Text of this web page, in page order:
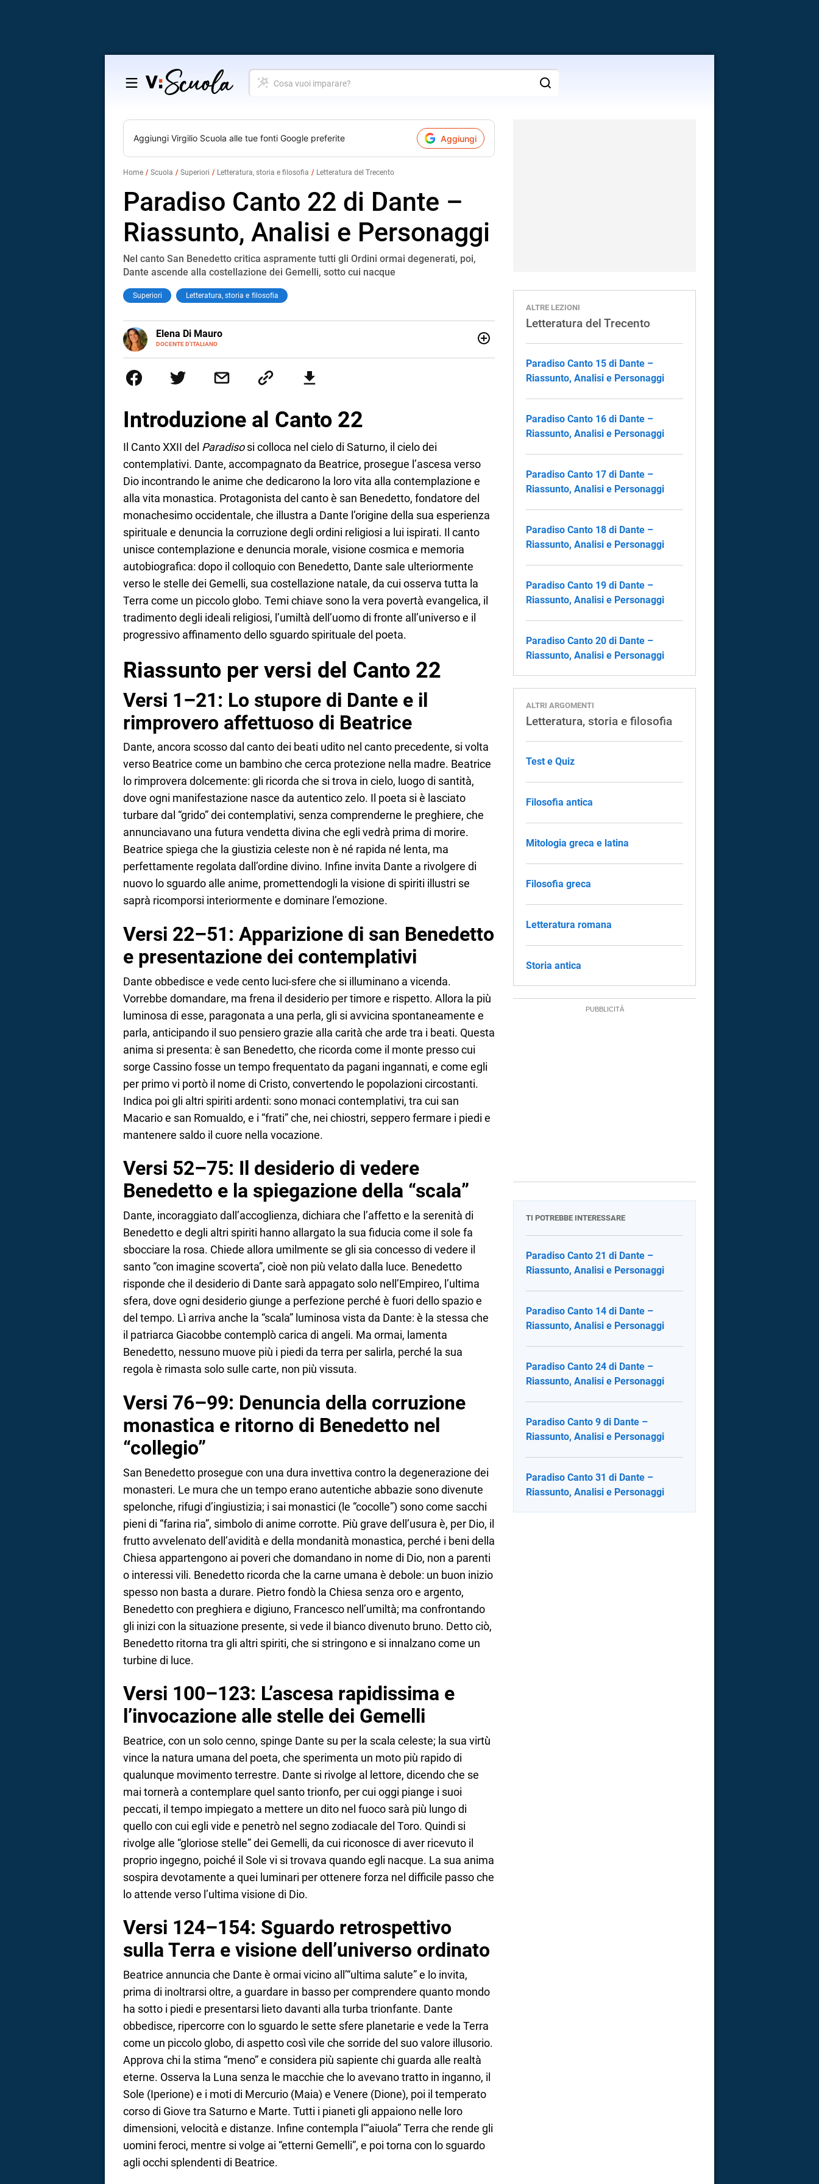
Salta
contenuto
Cosa
vuoi
Aggiungi Virgilio Scuola alle tue fonti Google preferite Aggiungi
Home Scuola Superiori Letteratura, storia e filosofia Letteratura del Trecento
Paradiso Canto 22 di Dante –
Riassunto, Analisi e Personaggi
Nel canto San Benedetto critica aspramente tutti gli Ordini ormai degenerati, poi,
Dante ascende alla costellazione dei Gemelli, sotto cui nacque
Superiori Letteratura, storia e filosofia
Elena Di Mauro
DOCENTE D'ITALIANO
E-
MAIL
insegnare. Oggi sono docente di ruolo all’Elba: credo nella scuola come seme di libertà e
Introduzione al Canto 22
Il Canto XXII del Paradisosi colloca nel cielo di Saturno, il cielo dei
contemplativi. Dante, accompagnato da Beatrice, prosegue l’ascesa verso
Dio incontrando le anime che dedicarono la loro vita alla contemplazione e
alla vita monastica. Protagonista del canto è san Benedetto, fondatore del
monachesimo occidentale, che illustra a Dante l’origine della sua esperienza
spirituale e denuncia la corruzione degli ordini religiosi a lui ispirati. Il canto
unisce contemplazione e denuncia morale, visione cosmica e memoria
autobiografica: dopo il colloquio con Benedetto, Dante sale ulteriormente
verso le stelle dei Gemelli, sua costellazione natale, da cui osserva tutta la
Terra come un piccolo globo. Temi chiave sono la vera povertà evangelica, il
tradimento degli ideali religiosi, l’umiltà dell’uomo di fronte all’universo e il
progressivo affinamento dello sguardo spirituale del poeta.
Riassunto per versi del Canto 22
Versi 1–21: Lo stupore di Dante e il
rimprovero affettuoso di Beatrice
Dante, ancora scosso dal canto dei beati udito nel canto precedente, si volta
verso Beatrice come un bambino che cerca protezione nella madre. Beatrice
lo rimprovera dolcemente: gli ricorda che si trova in cielo, luogo di santità,
dove ogni manifestazione nasce da autentico zelo. Il poeta si è lasciato
turbare dal “grido” dei contemplativi, senza comprenderne le preghiere, che
annunciavano una futura vendetta divina che egli vedrà prima di morire.
Beatrice spiega che la giustizia celeste non è né rapida né lenta, ma
perfettamente regolata dall’ordine divino. Infine invita Dante a rivolgere di
nuovo lo sguardo alle anime, promettendogli la visione di spiriti illustri se
saprà ricomporsi interiormente e dominare l’emozione.
Versi 22–51: Apparizione di san Benedetto
e presentazione dei contemplativi
Dante obbedisce e vede cento luci-sfere che si illuminano a vicenda.
Vorrebbe domandare, ma frena il desiderio per timore e rispetto. Allora la più
luminosa di esse, paragonata a una perla, gli si avvicina spontaneamente e
parla, anticipando il suo pensiero grazie alla carità che arde tra i beati. Questa
anima si presenta: è san Benedetto, che ricorda come il monte presso cui
sorge Cassino fosse un tempo frequentato da pagani ingannati, e come egli
per primo vi portò il nome di Cristo, convertendo le popolazioni circostanti.
Indica poi gli altri spiriti ardenti: sono monaci contemplativi, tra cui san
Macario e san Romualdo, e i “frati” che, nei chiostri, seppero fermare i piedi e
mantenere saldo il cuore nella vocazione.
Versi 52–75: Il desiderio di vedere
Benedetto e la spiegazione della “scala”
Dante, incoraggiato dall’accoglienza, dichiara che l’affetto e la serenità di
Benedetto e degli altri spiriti hanno allargato la sua fiducia come il sole fa
sbocciare la rosa. Chiede allora umilmente se gli sia concesso di vedere il
santo “con imagine scoverta”, cioè non più velato dalla luce. Benedetto
risponde che il desiderio di Dante sarà appagato solo nell’Empireo, l’ultima
sfera, dove ogni desiderio giunge a perfezione perché è fuori dello spazio e
del tempo. Lì arriva anche la “scala” luminosa vista da Dante: è la stessa che
il patriarca Giacobbe contemplò carica di angeli. Ma ormai, lamenta
Benedetto, nessuno muove più i piedi da terra per salirla, perché la sua
regola è rimasta solo sulle carte, non più vissuta.
Versi 76–99: Denuncia della corruzione
monastica e ritorno di Benedetto nel
“collegio”
San Benedetto prosegue con una dura invettiva contro la degenerazione dei
monasteri. Le mura che un tempo erano autentiche abbazie sono divenute
spelonche, rifugi d’ingiustizia; i sai monastici (le “cocolle”) sono come sacchi
pieni di “farina ria”, simbolo di anime corrotte. Più grave dell’usura è, per Dio, il
frutto avvelenato dell’avidità e della mondanità monastica, perché i beni della
Chiesa appartengono ai poveri che domandano in nome di Dio, non a parenti
o interessi vili. Benedetto ricorda che la carne umana è debole: un buon inizio
spesso non basta a durare. Pietro fondò la Chiesa senza oro e argento,
Benedetto con preghiera e digiuno, Francesco nell’umiltà; ma confrontando
gli inizi con la situazione presente, si vede il bianco divenuto bruno. Detto ciò,
Benedetto ritorna tra gli altri spiriti, che si stringono e si innalzano come un
turbine di luce.
Versi 100–123: L’ascesa rapidissima e
l’invocazione alle stelle dei Gemelli
Beatrice, con un solo cenno, spinge Dante su per la scala celeste; la sua virtù
vince la natura umana del poeta, che sperimenta un moto più rapido di
qualunque movimento terrestre. Dante si rivolge al lettore, dicendo che se
mai tornerà a contemplare quel santo trionfo, per cui oggi piange i suoi
peccati, il tempo impiegato a mettere un dito nel fuoco sarà più lungo di
quello con cui egli vide e penetrò nel segno zodiacale del Toro. Quindi si
rivolge alle “gloriose stelle” dei Gemelli, da cui riconosce di aver ricevuto il
proprio ingegno, poiché il Sole vi si trovava quando egli nacque. La sua anima
sospira devotamente a quei luminari per ottenere forza nel difficile passo che
lo attende verso l’ultima visione di Dio.
Versi 124–154: Sguardo retrospettivo
sulla Terra e visione dell’universo ordinato
Beatrice annuncia che Dante è ormai vicino all’“ultima salute” e lo invita,
prima di inoltrarsi oltre, a guardare in basso per comprendere quanto mondo
ha sotto i piedi e presentarsi lieto davanti alla turba trionfante. Dante
obbedisce, ripercorre con lo sguardo le sette sfere planetarie e vede la Terra
come un piccolo globo, di aspetto così vile che sorride del suo valore illusorio.
Approva chi la stima “meno” e considera più sapiente chi guarda alle realtà
eterne. Osserva la Luna senza le macchie che lo avevano tratto in inganno, il
Sole (Iperione) e i moti di Mercurio (Maia) e Venere (Dione), poi il temperato
corso di Giove tra Saturno e Marte. Tutti i pianeti gli appaiono nelle loro
dimensioni, velocità e distanze. Infine contempla l’“aiuola” Terra che rende gli
uomini feroci, mentre si volge ai “etterni Gemelli”, e poi torna con lo sguardo
agli occhi splendenti di Beatrice.
ALTRE LEZIONI
Letteratura del Trecento
Paradiso Canto 15 di Dante –
Riassunto, Analisi e Personaggi
Paradiso Canto 16 di Dante –
Riassunto, Analisi e Personaggi
Paradiso Canto 17 di Dante –
Riassunto, Analisi e Personaggi
Paradiso Canto 18 di Dante –
Riassunto, Analisi e Personaggi
Paradiso Canto 19 di Dante –
Riassunto, Analisi e Personaggi
Paradiso Canto 20 di Dante –
Riassunto, Analisi e Personaggi
ALTRI ARGOMENTI
Letteratura, storia e filosofia
Test e Quiz
Filosofia antica
Mitologia greca e latina
Filosofia greca
Letteratura romana
Storia antica
TI POTREBBE INTERESSARE
Paradiso Canto 21 di Dante –
Riassunto, Analisi e Personaggi
Paradiso Canto 14 di Dante –
Riassunto, Analisi e Personaggi
Paradiso Canto 24 di Dante –
Riassunto, Analisi e Personaggi
Paradiso Canto 9 di Dante –
Riassunto, Analisi e Personaggi
Paradiso Canto 31 di Dante –
Riassunto, Analisi e Personaggi